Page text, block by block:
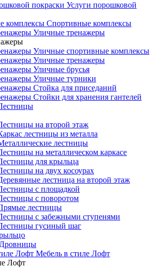
Услуги порошковой
Спортивные комплексы
Уличные тренажеры
Уличные спортивные комплексы
Уличные тренажеры
Уличные брусья
Уличные турники
Cтойка для приседаний
Стойки для хранения гантелей
на второй этаж
лестницы из металла
лестницы
на металлическом каркасе
для крыльца
на двух косоурах
лестница на второй этаж
с площадкой
с поворотом
лестницы
с забежными ступенями
гусиный шаг
Дровницы
Мебель в стиле Лофт
Лофт